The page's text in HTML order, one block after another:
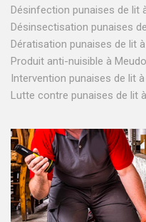
Désinfection punaises de lit
Désinsectisation punaises
Dératisation punaises de lit
Produit anti-nuisible à
Intervention punaises de lit
Lutte contre punaises de lit